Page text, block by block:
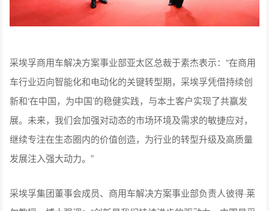
采埃孚商用车解决方案事业部亚太区总裁于素杰表示：“在商用
车行业迈向智能化和电动化的关键转型期，采埃孚凭借持续创
新和‘在中国，为中国’的稳健实践，与本土客户实现了共赢发
展。未来，我们会加强对动态的市场环境及需求的敏捷应对，
继续专注在生态圈内的价值创造，为行业的转型升级及高质量
发展注入强大动力。”
采埃孚集团董事会成员、商用车解决方案事业部负责人彼得·莱